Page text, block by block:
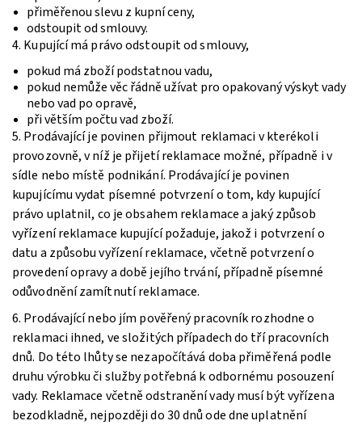
přiměřenou slevu z kupní ceny,
odstoupit od smlouvy.
4. Kupující má právo odstoupit od smlouvy,
pokud má zboží podstatnou vadu,
pokud nemůže věc řádně užívat pro opakovaný výskyt vady
nebo vad po opravě,
při větším počtu vad zboží.
5. Prodávající je povinen přijmout reklamaci v kterékoli
provozovně, v níž je přijetí reklamace možné, případně i v
sídle nebo místě podnikání. Prodávající je povinen
kupujícímu vydat písemné potvrzení o tom, kdy kupující
právo uplatnil, co je obsahem reklamace a jaký způsob
vyřízení reklamace kupující požaduje, jakož i potvrzení o
datu a způsobu vyřízení reklamace, včetně potvrzení o
provedení opravy a době jejího trvání, případně písemné
odůvodnění zamítnutí reklamace.
6. Prodávající nebo jím pověřený pracovník rozhodne o
reklamaci ihned, ve složitých případech do tří pracovních
dnů. Do této lhůty se nezapočítává doba přiměřená podle
druhu výrobku či služby potřebná k odbornému posouzení
vady. Reklamace včetně odstranění vady musí být vyřízena
bezodkladně, nejpozději do 30 dnů ode dne uplatnění